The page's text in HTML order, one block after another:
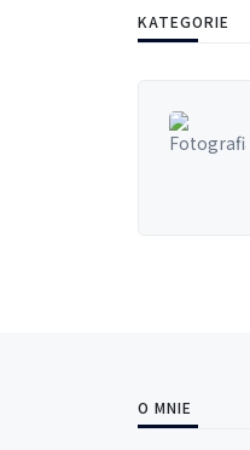
KATEGORIE
O MNIE